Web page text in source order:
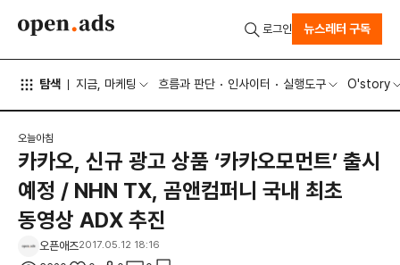
탐색 지금, 마케팅 흐름과 판단 인사이터 실행도구 O'story
로그인 뉴스레터 구독
오늘아침
카카오, 신규 광고 상품 ‘카카오모먼트’ 출시
예정 / NHN TX, 곰앤컴퍼니 국내 최초
동영상 ADX 추진
오픈애즈2017.05.12 18:16